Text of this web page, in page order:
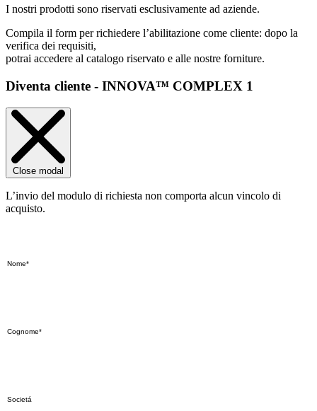
I nostri prodotti sono riservati esclusivamente ad aziende.
Compila il form per richiedere l’abilitazione come cliente: dopo la
verifica dei requisiti,
potrai accedere al catalogo riservato e alle nostre forniture.
Diventa cliente - INNOVA™ COMPLEX 1
Close modal
L’invio del modulo di richiesta non comporta alcun vincolo di
acquisto.